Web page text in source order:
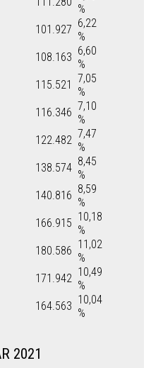
%
101.927 6,22
%
108.163 6,60
%
115.521 7,05
%
116.346 7,10
%
122.482 7,47
%
138.574 8,45
%
140.816 8,59
%
166.915 10,18
%
180.586 11,02
%
171.942 10,49
%
164.563 10,04
%
2021